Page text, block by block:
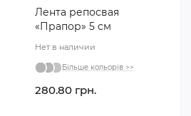
Лента репосвая
«Прапор» 5 см
Нет в наличии
Більше кольорів >>
280.80 грн.